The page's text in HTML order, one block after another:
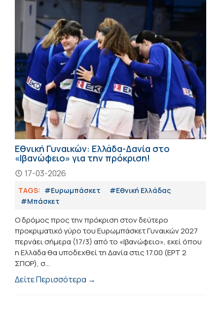
Εθνική Γυναικών: Ελλάδα-Δανία στο
«Ιβανώφειο» για την πρόκριση!
17-03-2026
TAGS: #Ευρωμπάσκετ
#Εθνική Ελλάδας
#Μπάσκετ
Ο δρόμος προς την πρόκριση στον δεύτερο
προκριματικό γύρο του Ευρωμπάσκετ Γυναικών 2027
περνάει σήμερα (17/3) από το «Ιβανώφειο», εκεί όπου
η Ελλάδα θα υποδεχθεί τη Δανία στις 17.00 (ΕΡΤ 2
ΣΠΟΡ), σ...
Δείτε Περισσότερα →